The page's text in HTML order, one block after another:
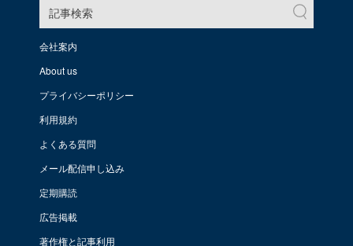
記事検索
会社案内
About us
プライバシーポリシー
利用規約
よくある質問
メール配信申し込み
定期購読
広告掲載
著作権と記事利用